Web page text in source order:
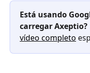
Está usando
carregar Axeptio?
vídeo completo